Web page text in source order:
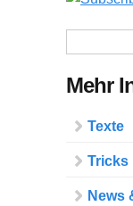
Mehr
Texte
Tricks
News